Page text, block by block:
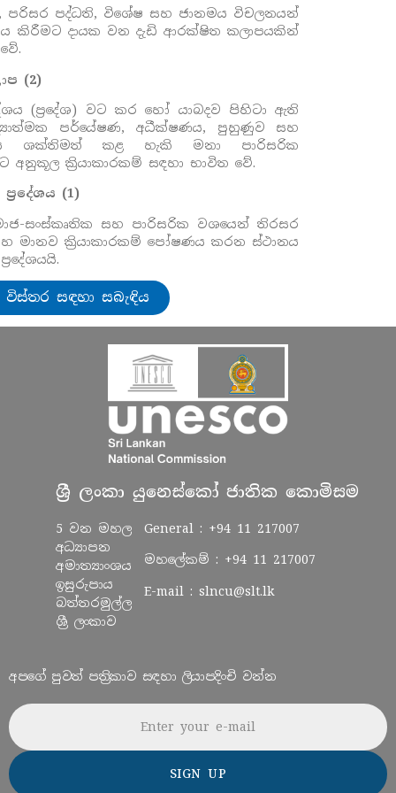
පරිසර පද්ධති, විශේෂ සහ ජානමය විචලනයන්
කිරීමට දායක වන දැඩි ආරක්ෂිත කලාපයකින්
(2)
(ප්‍රදේශ) වට කර හෝ යාබදව පිහිටා ඇති
පර්යේෂණ, අධීක්ෂණය, පුහුණුව සහ
ශක්තිමත් කළ හැකි මනා පාරිසරික
අනුකූල ක්‍රියාකාරකම් සඳහා භාවිත වේ.
(1)
සංස්කෘතික සහ පාරිසරික වශයෙන් තිරසර
මානව ක්‍රියාකාරකම් පෝෂණය කරන ස්ථානය
විස්තර සඳහා සබැඳිය
ශ්‍රී ලංකා යුනෙස්කෝ ජාතික කොමිසම
5 වන මහල
අධ්‍යාපන
අමාත්‍යාංශය
ඉසුරුපාය
බත්තරමුල්ල
ශ්‍රී ලංකාව
General : +94 11 217007
මහලේකම් : +94 11 217007
E-mail : slncu@slt.lk
අපගේ පුවත් පත්‍රිකාව සඳහා ලියාපදිංචි වන්න
Email address